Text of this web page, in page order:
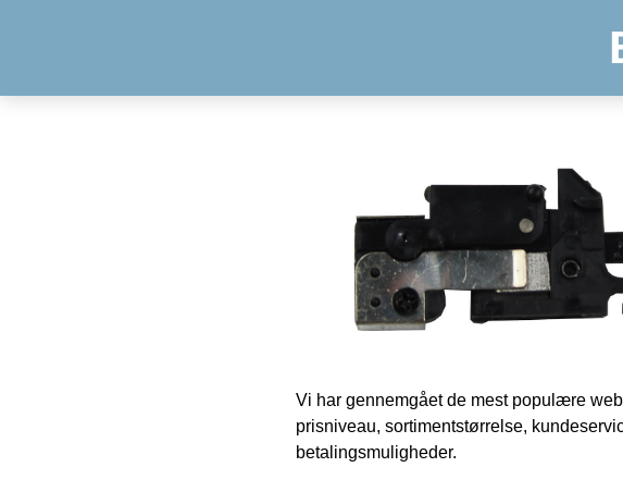
Vi har gennemgået de mest populære
prisniveau, sortimentstørrelse,
betalingsmuligheder.